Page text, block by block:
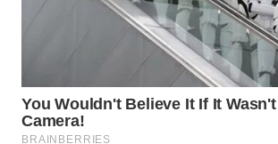
CIREBON